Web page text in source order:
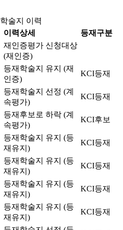
학술지 이력
이력상세 등재구분
재인증평가 신청대상
(재인증)
등재학술지 유지 (재
인증)
KCI등재
등재학술지 선정 (계
속평가)
KCI등재
등재후보로 하락 (계
속평가)
KCI후보
등재학술지 유지 (등
재유지)
KCI등재
등재학술지 유지 (등
재유지)
KCI등재
등재학술지 유지 (등
재유지)
KCI등재
등재학술지 유지 (등
재유지)
KCI등재